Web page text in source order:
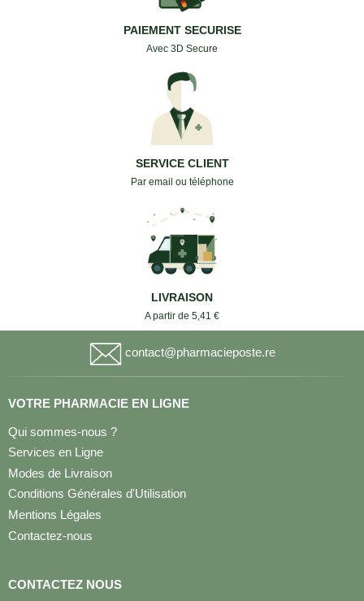
PAIEMENT SECURISE
Avec 3D Secure
SERVICE CLIENT
Par email ou téléphone
LIVRAISON
A partir de 5,41 €
contact@pharmacieposte.re
VOTRE PHARMACIE EN LIGNE
Qui sommes-nous ?
Services en Ligne
Modes de Livraison
Conditions Générales d'Utilisation
Mentions Légales
Contactez-nous
CONTACTEZ NOUS